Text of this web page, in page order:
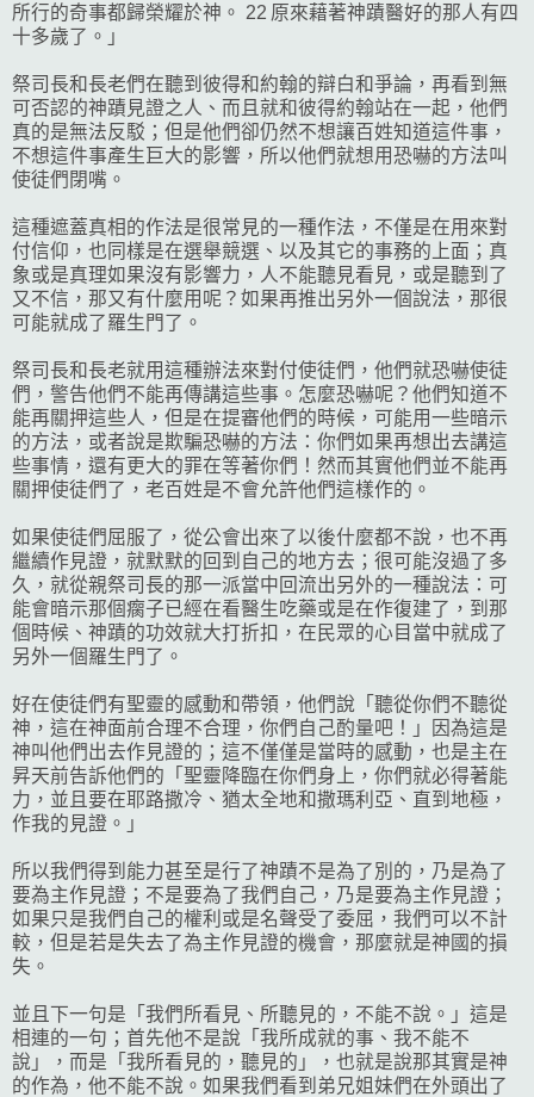
所行的奇事都歸榮耀於神。 22 原來藉著神蹟醫好的那人有四
十多歲了。」
祭司長和長老們在聽到彼得和約翰的辯白和爭論，再看到無
可否認的神蹟見證之人、而且就和彼得約翰站在一起，他們
真的是無法反駁；但是他們卻仍然不想讓百姓知道這件事，
不想這件事產生巨大的影響，所以他們就想用恐嚇的方法叫
使徒們閉嘴。
這種遮蓋真相的作法是很常見的一種作法，不僅是在用來對
付信仰，也同樣是在選舉競選、以及其它的事務的上面；真
象或是真理如果沒有影響力，人不能聽見看見，或是聽到了
又不信，那又有什麼用呢？如果再推出另外一個說法，那很
可能就成了羅生門了。
祭司長和長老就用這種辦法來對付使徒們，他們就恐嚇使徒
們，警告他們不能再傳講這些事。怎麼恐嚇呢？他們知道不
能再關押這些人，但是在提審他們的時候，可能用一些暗示
的方法，或者說是欺騙恐嚇的方法：你們如果再想出去講這
些事情，還有更大的罪在等著你們！然而其實他們並不能再
關押使徒們了，老百姓是不會允許他們這樣作的。
如果使徒們屈服了，從公會出來了以後什麼都不說，也不再
繼續作見證，就默默的回到自己的地方去；很可能沒過了多
久，就從親祭司長的那一派當中回流出另外的一種說法：可
能會暗示那個瘸子已經在看醫生吃藥或是在作復建了，到那
個時候、神蹟的功效就大打折扣，在民眾的心目當中就成了
另外一個羅生門了。
好在使徒們有聖靈的感動和帶領，他們說「聽從你們不聽從
神，這在神面前合理不合理，你們自己酌量吧！」因為這是
神叫他們出去作見證的；這不僅僅是當時的感動，也是主在
昇天前告訴他們的「聖靈降臨在你們身上，你們就必得著能
力，並且要在耶路撒冷、猶太全地和撒瑪利亞、直到地極，
作我的見證。」
所以我們得到能力甚至是行了神蹟不是為了別的，乃是為了
要為主作見證；不是要為了我們自己，乃是要為主作見證；
如果只是我們自己的權利或是名聲受了委屈，我們可以不計
較，但是若是失去了為主作見證的機會，那麼就是神國的損
失。
並且下一句是「我們所看見、所聽見的，不能不說。」這是
相連的一句；首先他不是說「我所成就的事、我不能不
說」，而是「我所看見的，聽見的」，也就是說那其實是神
的作為，他不能不說。如果我們看到弟兄姐妹們在外頭出了